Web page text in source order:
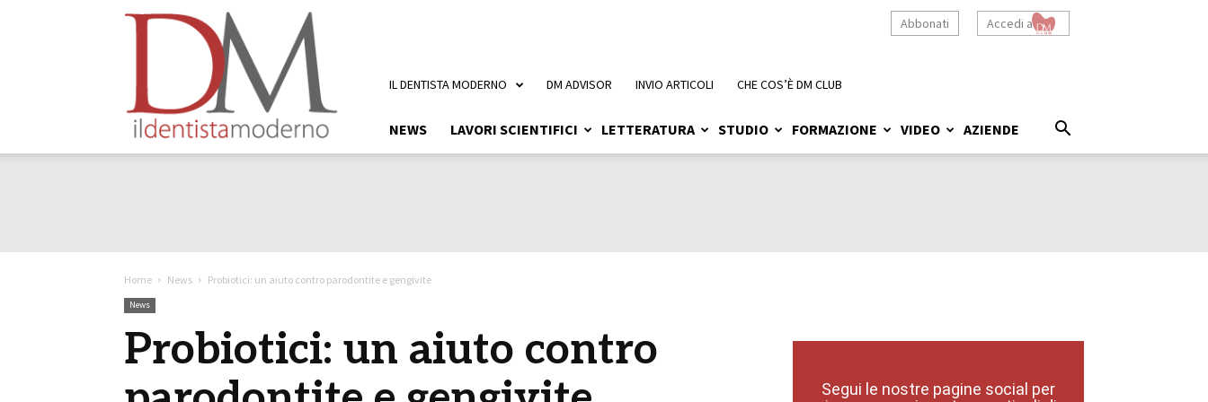
Accedi a
Abbonati
NEWS LAVORI SCIENTIFICI LETTERATURA STUDIO FORMAZIONE VIDEO AZIENDE
IL DENTISTA MODERNO DM ADVISOR INVIO ARTICOLI CHE COS’È DM CLUB
Home News Probiotici: un aiuto contro parodontite e gengivite
News
Probiotici: un aiuto contro
Segui le nostre pagine social per